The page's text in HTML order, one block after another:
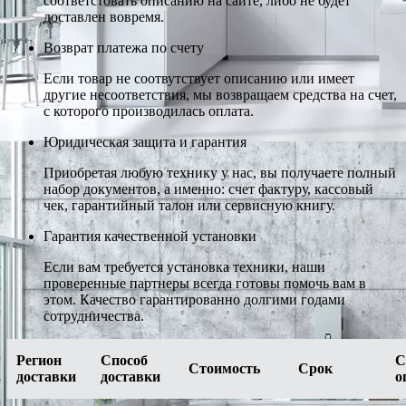
доставлен вовремя.
Возврат платежа по счету
Если товар не соотвутствует описанию или имеет
другие несоответствия, мы возвращаем средства на счет,
с которого производилась оплата.
Юридическая защита и гарантия
Приобретая любую технику у нас, вы получаете полный
набор документов, а именно: счет фактуру, кассовый
чек, гарантийный талон или сервисную книгу.
Гарантия качественной установки
Если вам требуется установка техники, наши
проверенные партнеры всегда готовы помочь вам в
этом. Качество гарантированно долгими годами
сотрудничества.
Регион
доставки
Способ
доставки
Стоимость Срок